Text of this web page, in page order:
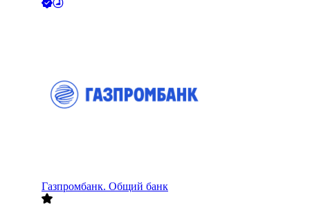
Газпромбанк. Общий банк